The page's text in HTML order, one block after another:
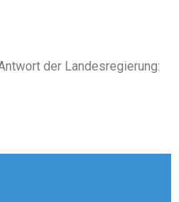
der Landesregierung: